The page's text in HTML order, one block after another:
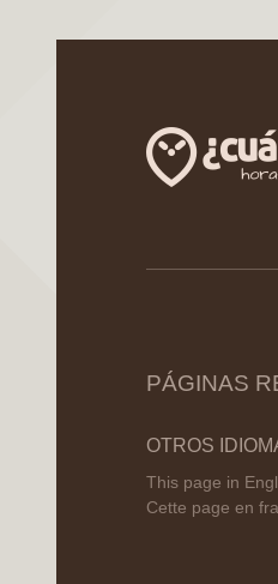
PÁGINAS
OTROS
This page in
Cette page en